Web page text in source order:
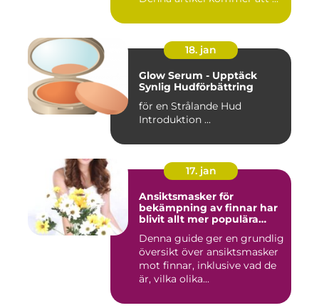
18. jan
Glow Serum - Upptäck
Synlig Hudförbättring
för en Strålande Hud
Introduktion ...
17. jan
Ansiktsmasker för
bekämpning av finnar har
blivit allt mer populära
Denna guide ger en grundlig
översikt över ansiktsmasker
mot finnar, inklusive vad de
är, vilka olika...